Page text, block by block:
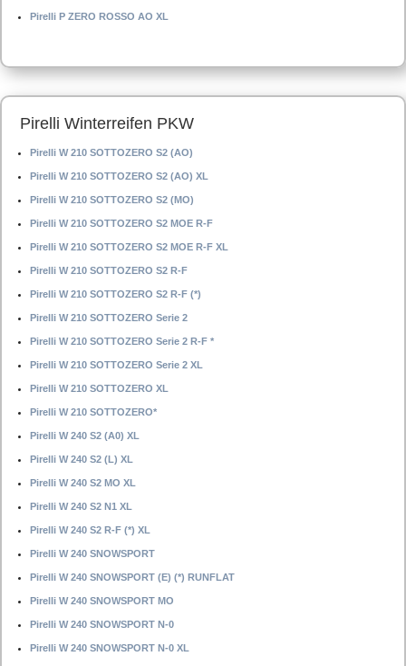
Pirelli P ZERO ROSSO AO XL
Pirelli Winterreifen PKW
Pirelli W 210 SOTTOZERO S2 (AO)
Pirelli W 210 SOTTOZERO S2 (AO) XL
Pirelli W 210 SOTTOZERO S2 (MO)
Pirelli W 210 SOTTOZERO S2 MOE R-F
Pirelli W 210 SOTTOZERO S2 MOE R-F XL
Pirelli W 210 SOTTOZERO S2 R-F
Pirelli W 210 SOTTOZERO S2 R-F (*)
Pirelli W 210 SOTTOZERO Serie 2
Pirelli W 210 SOTTOZERO Serie 2 R-F *
Pirelli W 210 SOTTOZERO Serie 2 XL
Pirelli W 210 SOTTOZERO XL
Pirelli W 210 SOTTOZERO*
Pirelli W 240 S2 (A0) XL
Pirelli W 240 S2 (L) XL
Pirelli W 240 S2 MO XL
Pirelli W 240 S2 N1 XL
Pirelli W 240 S2 R-F (*) XL
Pirelli W 240 SNOWSPORT
Pirelli W 240 SNOWSPORT (E) (*) RUNFLAT
Pirelli W 240 SNOWSPORT MO
Pirelli W 240 SNOWSPORT N-0
Pirelli W 240 SNOWSPORT N-0 XL